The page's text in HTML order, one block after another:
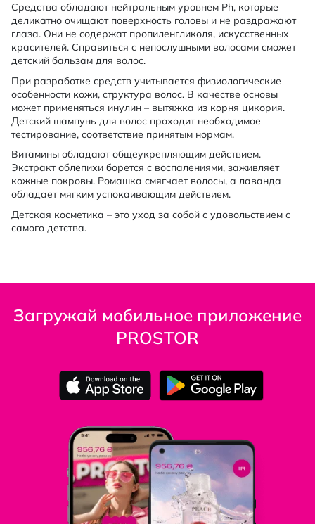
Средства обладают нейтральным уровнем Ph, которые
деликатно очищают поверхность головы и не раздражают
глаза. Они не содержат пропиленгликоля, искусственных
красителей. Справиться с непослушными волосами сможет
детский бальзам для волос.
При разработке средств учитывается физиологические
особенности кожи, структура волос. В качестве основы
может применяться инулин – вытяжка из корня цикория.
Детский шампунь для волос проходит необходимое
тестирование, соответствие принятым нормам.
Витамины обладают общеукрепляющим действием.
Экстракт облепихи борется с воспалениями, заживляет
кожные покровы. Ромашка смягчает волосы, а лаванда
обладает мягким успокаивающим действием.
Детская косметика – это уход за собой с удовольствием с
самого детства.
Загружай мобильное приложение
PROSTOR